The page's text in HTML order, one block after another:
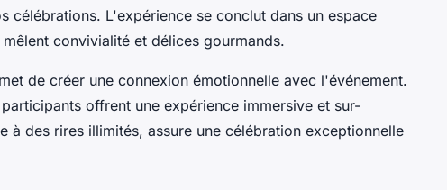
célébrations. L'expérience se conclut dans un espace
convivialité et délices gourmands.
de créer une connexion émotionnelle avec l'événement.
offrent une expérience immersive et sur-
à des rires illimités, assure une célébration exceptionnelle